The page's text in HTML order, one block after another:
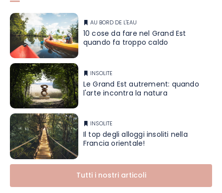
AU BORD DE L'EAU
10 cose da fare nel Grand Est
quando fa troppo caldo
INSOLITE
Le Grand Est autrement: quando
l'arte incontra la natura
INSOLITE
Il top degli alloggi insoliti nella
Francia orientale!
Tutti i nostri articoli